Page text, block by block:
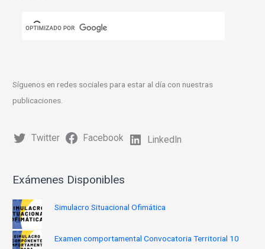
Síguenos en redes sociales para estar al día con nuestras
publicaciones.
Twitter Facebook LinkedIn
Exámenes Disponibles
Simulacro Situacional Ofimática
Examen comportamental Convocatoria Territorial 10